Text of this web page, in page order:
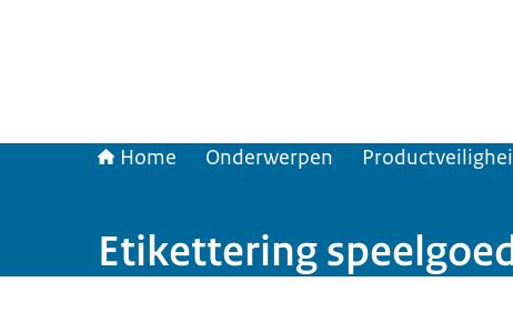
Home Onderwerpen
Etikettering